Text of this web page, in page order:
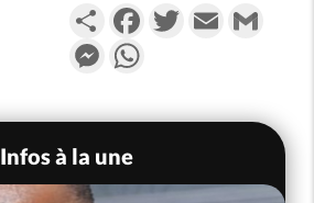
PartagerFacebookTwitterEmail
Messenger
Infos à la une